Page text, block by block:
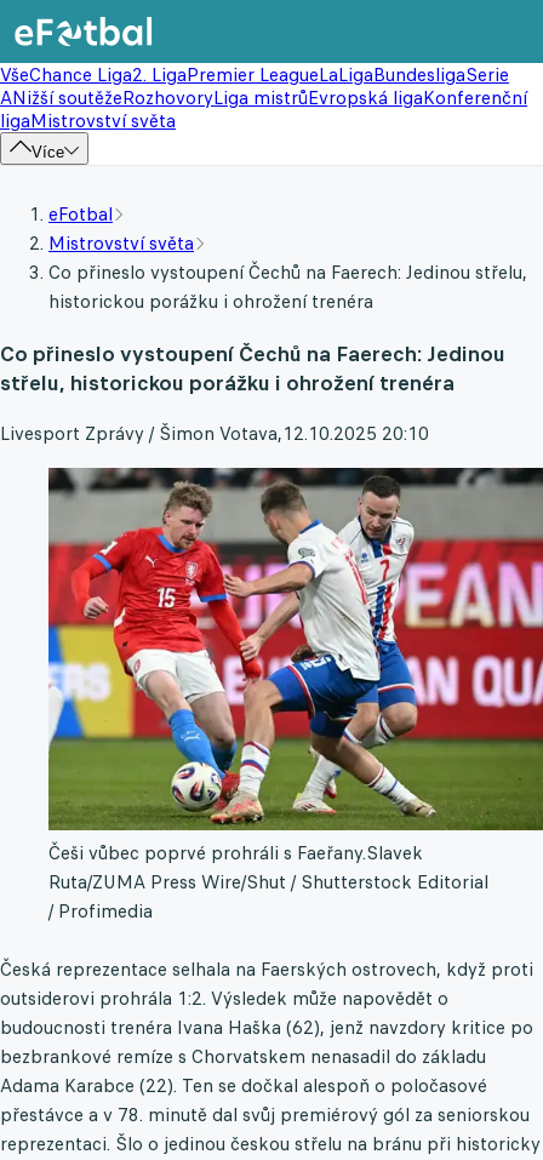
VšeChance Liga2. LigaPremier LeagueLaLigaBundesligaSerie
ANižší soutěžeRozhovoryLiga mistrůEvropská ligaKonferenční
ligaMistrovství světa
Více
eFotbal
Mistrovství světa
Co přineslo vystoupení Čechů na Faerech: Jedinou střelu,
historickou porážku i ohrožení trenéra
Co přineslo vystoupení Čechů na Faerech: Jedinou
střelu, historickou porážku i ohrožení trenéra
Livesport Zprávy / Šimon Votava,12.10.2025 20:10
Češi vůbec poprvé prohráli s Faeřany.Slavek
Ruta/ZUMA Press Wire/Shut / Shutterstock Editorial
/ Profimedia
Česká reprezentace selhala na Faerských ostrovech, když proti
outsiderovi prohrála 1:2. Výsledek může napovědět o
budoucnosti trenéra Ivana Haška (62), jenž navzdory kritice po
bezbrankové remíze s Chorvatskem nenasadil do základu
Adama Karabce (22). Ten se dočkal alespoň o poločasové
přestávce a v 78. minutě dal svůj premiérový gól za seniorskou
reprezentaci. Šlo o jedinou českou střelu na bránu při historicky